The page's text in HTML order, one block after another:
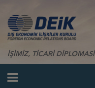
İŞİMİZ, TİCARİ DİPLOMASİ